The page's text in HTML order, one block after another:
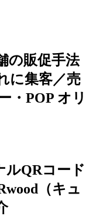
の販促手法
に集客／売
・POP オリ
ルQRコード
（キュ